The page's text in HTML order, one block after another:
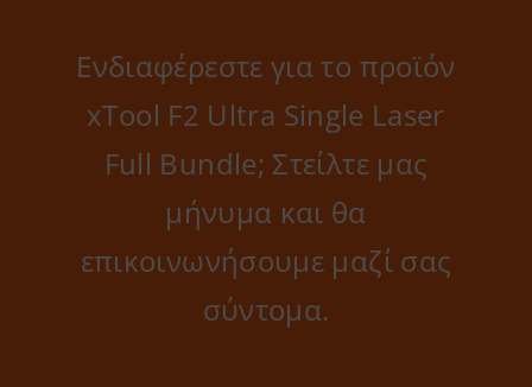
Ενδιαφέρεστε για το προϊόν
xTool F2 Ultra Single Laser
Full Bundle; Στείλτε μας
μήνυμα και θα
επικοινωνήσουμε μαζί σας
σύντομα.